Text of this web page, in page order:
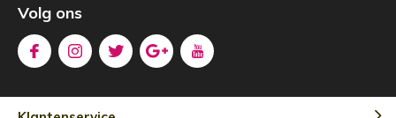
Volg ons